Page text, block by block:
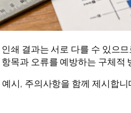
쇄 결과는 서로 다를 수 있으
목과 오류를 예방하는 구체적
시, 주의사항을 함께 제시합